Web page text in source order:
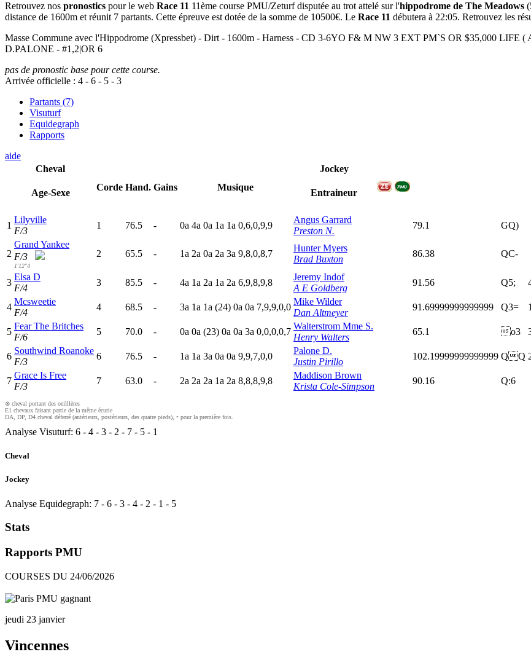
Retrouvez nos pronostics pour le web Race 11 11ème course PMU/Zeturf disputée au trot attelé sur l'hippodrome de The Meadows
distance de 1600m et réunit 7 partants. Cette épreuve est dotée de la somme de 10500€. Le Race 11 débutera à 22:05. Retrouvez les
Masse Commune avec l'Hippodrome (Xpressbet) - Dirt - 1600m - Harness - CD 3-6YO F& M NW 3 EXT PM`S OR $35,000
D.PALONE - #1,2|OR 6
pas de pronostic base pour cette course.
Arrivée officielle : 4 - 6 - 5 - 3
Partants (7)
Visuturf
Equidegraph
Rapports
aide
Cheval
Age-Sexe
Corde Hand. Gains Musique
Jockey
Entraineur
1
Lilyville
F/3
1 76.5 - 0a 4a 0a 1a 1a 0,6,0,9,9
Angus Garrard
Preston N.
79.1 GQ)
2
Grand Yankee
F/3
1'12"4
2 65.5 - 1a 2a 0a 2a 3a 9,8,0,8,7
Hunter Myers
Brad Buxton
86.38 QC-
3
Elsa D
F/4
3 85.5 - 4a 1a 2a 1a 2a 6,9,8,9,8
Jeremy Indof
A E Goldberg
91.56 Q5;
4
Mcsweetie
F/4
4 68.5 - 3a 1a 1a (24) 0a 0a 7,9,9,0,0
Mike Wilder
Dan Altmeyer
91.69999999999999 Q3= 1
5
Fear The Britches
F/6
5 70.0 - 0a 0a (23) 0a 0a 3a 0,0,0,0,7
Walterstrom Mme S.
Henry Walters
65.1 o3
6
Southwind Roanoke
F/3
6 76.5 - 1a 1a 3a 0a 0a 9,9,7,0,0
Palone D.
Justin Pirillo
102.19999999999999 QQ
7
Grace Is Free
F/3
7 63.0 - 2a 2a 2a 1a 2a 8,8,8,9,8
Maddison Brown
Krista Cole-Simpson
90.16 Q:6
⊗ cheval portant des oeilllères
E1 chevaux faisant partie de la même écurie
DA, DP, D4 cheval déferré (antérieurs, postérieurs, des quatre pieds), • pour la première fois.
Analyse Visuturf: 6 - 4 - 3 - 2 - 7 - 5 - 1
Cheval
Jockey
Analyse Equidegraph: 7 - 6 - 3 - 4 - 2 - 1 - 5
Stats
Rapports PMU
COURSES DU 24/06/2026
jeudi 23 janvier
Vincennes